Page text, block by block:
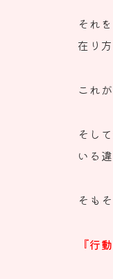
それ
在り
これ
そし
いる
そも
『行